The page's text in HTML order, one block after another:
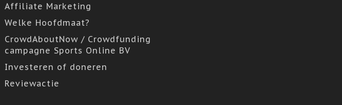
Affiliate Marketing
Welke Hoofdmaat?
CrowdAboutNow / Crowdfunding
campagne Sports Online BV
Investeren of doneren
Reviewactie